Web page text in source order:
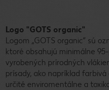
Logo "GOTS organic"
Logom „GOTS organic“ sú
ktoré obsahujú minimálne
vyrobených prírodných
prísady, ako napríklad
určité enviromentálne a